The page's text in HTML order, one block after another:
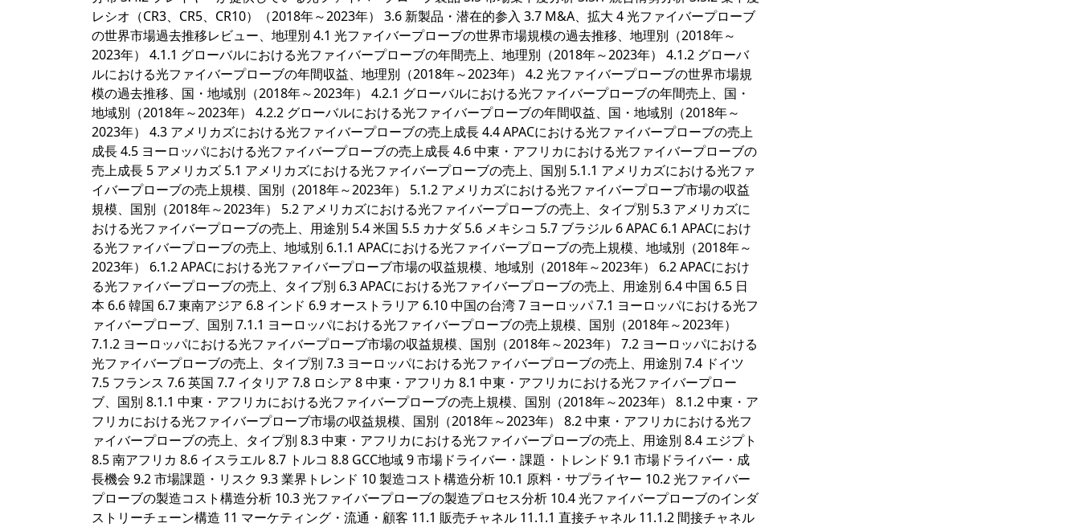
レシオ（CR3、CR5、CR10）（2018年～2023年） 3.6 新製品・潜在的参入 3.7 M&A、拡大 4 光ファイバープローブ
の世界市場過去推移レビュー、地理別 4.1 光ファイバープローブの世界市場規模の過去推移、地理別（2018年～
2023年） 4.1.1 グローバルにおける光ファイバープローブの年間売上、地理別（2018年～2023年） 4.1.2 グローバ
ルにおける光ファイバープローブの年間収益、地理別（2018年～2023年） 4.2 光ファイバープローブの世界市場規
模の過去推移、国・地域別（2018年～2023年） 4.2.1 グローバルにおける光ファイバープローブの年間売上、国・
地域別（2018年～2023年） 4.2.2 グローバルにおける光ファイバープローブの年間収益、国・地域別（2018年～
2023年） 4.3 アメリカズにおける光ファイバープローブの売上成長 4.4 APACにおける光ファイバープローブの売上
成長 4.5 ヨーロッパにおける光ファイバープローブの売上成長 4.6 中東・アフリカにおける光ファイバープローブの
売上成長 5 アメリカズ 5.1 アメリカズにおける光ファイバープローブの売上、国別 5.1.1 アメリカズにおける光ファ
イバープローブの売上規模、国別（2018年～2023年） 5.1.2 アメリカズにおける光ファイバープローブ市場の収益
規模、国別（2018年～2023年） 5.2 アメリカズにおける光ファイバープローブの売上、タイプ別 5.3 アメリカズに
おける光ファイバープローブの売上、用途別 5.4 米国 5.5 カナダ 5.6 メキシコ 5.7 ブラジル 6 APAC 6.1 APACにおけ
る光ファイバープローブの売上、地域別 6.1.1 APACにおける光ファイバープローブの売上規模、地域別（2018年～
2023年） 6.1.2 APACにおける光ファイバープローブ市場の収益規模、地域別（2018年～2023年） 6.2 APACにおけ
る光ファイバープローブの売上、タイプ別 6.3 APACにおける光ファイバープローブの売上、用途別 6.4 中国 6.5 日
本 6.6 韓国 6.7 東南アジア 6.8 インド 6.9 オーストラリア 6.10 中国の台湾 7 ヨーロッパ 7.1 ヨーロッパにおける光フ
ァイバープローブ、国別 7.1.1 ヨーロッパにおける光ファイバープローブの売上規模、国別（2018年～2023年）
7.1.2 ヨーロッパにおける光ファイバープローブ市場の収益規模、国別（2018年～2023年） 7.2 ヨーロッパにおける
光ファイバープローブの売上、タイプ別 7.3 ヨーロッパにおける光ファイバープローブの売上、用途別 7.4 ドイツ
7.5 フランス 7.6 英国 7.7 イタリア 7.8 ロシア 8 中東・アフリカ 8.1 中東・アフリカにおける光ファイバープロー
ブ、国別 8.1.1 中東・アフリカにおける光ファイバープローブの売上規模、国別（2018年～2023年） 8.1.2 中東・ア
フリカにおける光ファイバープローブ市場の収益規模、国別（2018年～2023年） 8.2 中東・アフリカにおける光フ
ァイバープローブの売上、タイプ別 8.3 中東・アフリカにおける光ファイバープローブの売上、用途別 8.4 エジプト
8.5 南アフリカ 8.6 イスラエル 8.7 トルコ 8.8 GCC地域 9 市場ドライバー・課題・トレンド 9.1 市場ドライバー・成
長機会 9.2 市場課題・リスク 9.3 業界トレンド 10 製造コスト構造分析 10.1 原料・サプライヤー 10.2 光ファイバー
プローブの製造コスト構造分析 10.3 光ファイバープローブの製造プロセス分析 10.4 光ファイバープローブのインダ
ストリーチェーン構造 11 マーケティング・流通・顧客 11.1 販売チャネル 11.1.1 直接チャネル 11.1.2 間接チャネル